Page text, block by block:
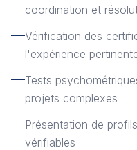
coordination et
Vérification des
l'expérience
Tests
projets complexes
Présentation de
vérifiables